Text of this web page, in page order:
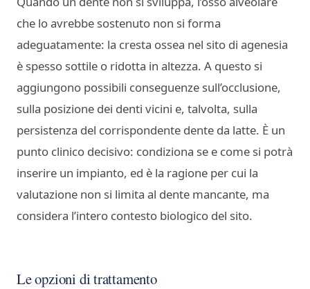
che lo avrebbe sostenuto non si forma
adeguatamente: la cresta ossea nel sito di agenesia
è spesso sottile o ridotta in altezza. A questo si
aggiungono possibili conseguenze sull’occlusione,
sulla posizione dei denti vicini e, talvolta, sulla
persistenza del corrispondente dente da latte. È un
punto clinico decisivo: condiziona se e come si potrà
inserire un impianto, ed è la ragione per cui la
valutazione non si limita al dente mancante, ma
considera l’intero contesto biologico del sito.
Le opzioni di trattamento